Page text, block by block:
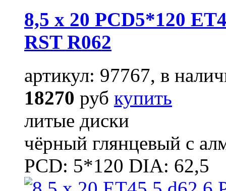
8,5 x 20 PCD5*120
RST R062
артикул: 97767, в
18270 руб купить
литые диски
чёрный глянцевый с
PCD: 5*120 DIA: 62,5